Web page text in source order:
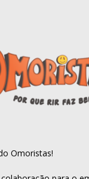
Omoristas!